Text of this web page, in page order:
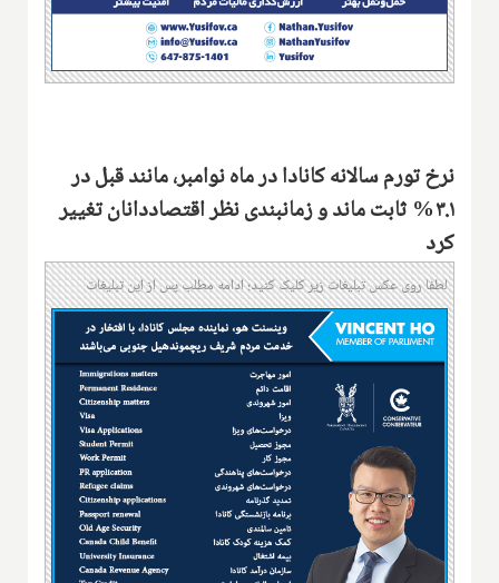
نرخ تورم سالانه کانادا در ماه نوامبر، مانند قبل در
۳.۱% ثابت ماند و زمانبندی نظر اقتصاددانان تغییر
کرد
لطفا روی عکس تبلیغات زیر کلیک کنید؛ ادامه مطلب پس از این تبلیغات